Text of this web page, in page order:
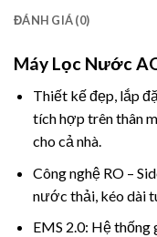
ĐÁNH GIÁ (0)
Máy Lọc Nước
Thiết kế đẹp, lắp
tích hợp trên thân
cho cả nhà.
Công nghệ RO –
nước thải, kéo dài
EMS 2.0: Hệ